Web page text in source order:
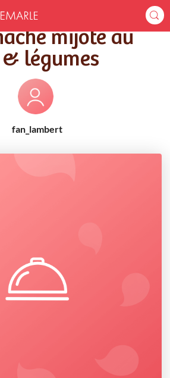
Bœuf haché mijoté au riz & légumes
mijoté au
légumes
fan_lambert